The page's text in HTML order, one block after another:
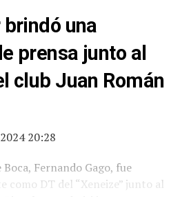
una
prensa junto al
club Juan Román
20:28
Fernando Gago, fue
como DT del “Xeneize” junto al